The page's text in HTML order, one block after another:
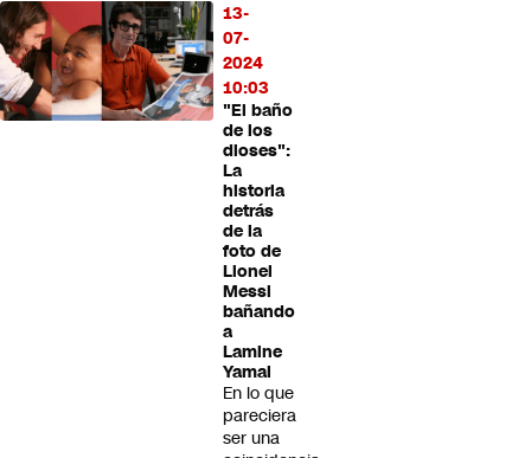
13-
07-
2024
10:03
"El baño
de los
dioses":
La
historia
detrás
de la
foto de
Lionel
Messi
bañando
a
Lamine
Yamal
En lo que
pareciera
ser una